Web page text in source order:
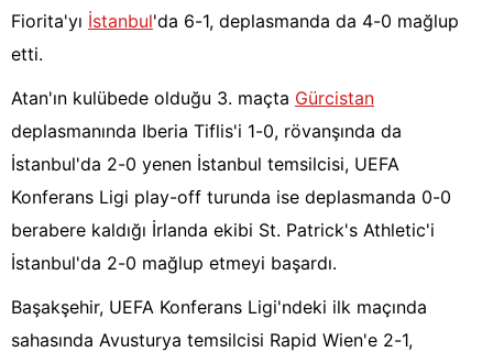
Fiorita'yı İstanbul'da 6-1, deplasmanda da 4-0 mağlup
etti.
Atan'ın kulübede olduğu 3. maçta Gürcistan
deplasmanında Iberia Tiflis'i 1-0, rövanşında da
İstanbul'da 2-0 yenen İstanbul temsilcisi, UEFA
Konferans Ligi play-off turunda ise deplasmanda 0-0
berabere kaldığı İrlanda ekibi St. Patrick's Athletic'i
İstanbul'da 2-0 mağlup etmeyi başardı.
Başakşehir, UEFA Konferans Ligi'ndeki ilk maçında
sahasında Avusturya temsilcisi Rapid Wien'e 2-1,